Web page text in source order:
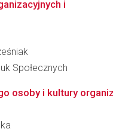
i
Społecznych
osoby i kultury